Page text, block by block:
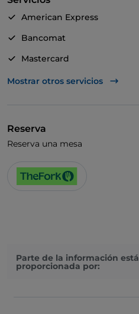
American Express
Bancomat
Mastercard
Visa
Se habla inglés
Mostrar otros servicios
Reserva
Reserva una mesa
Parte de la información está
proporcionada por: